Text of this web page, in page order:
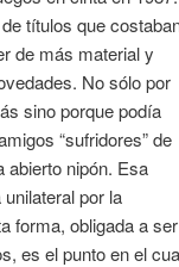
títulos que
de más material y
No sólo por
sino porque podía
“sufridores” de
abierto nipón. Esa
por la
forma, obligada a ser
es el punto en el